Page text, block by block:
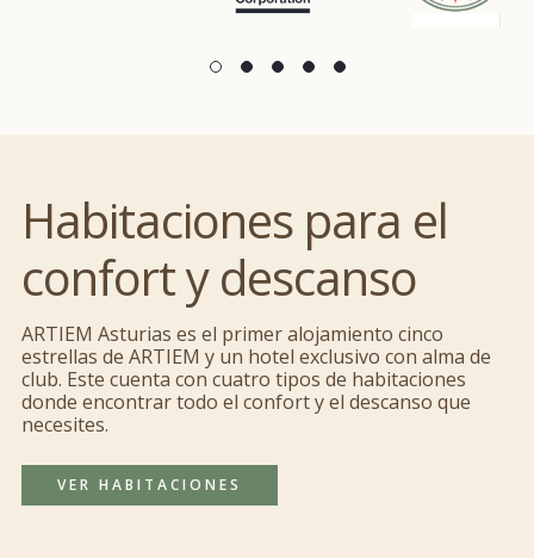
Habitaciones para el
confort y descanso
ARTIEM Asturias es el primer alojamiento cinco
estrellas de ARTIEM y un hotel exclusivo con alma de
club. Este cuenta con cuatro tipos de habitaciones
donde encontrar todo el confort y el descanso que
necesites.
VER HABITACIONES